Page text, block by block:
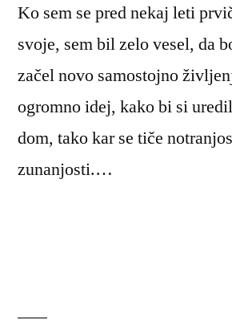
Ko sem se pred nekaj leti
svoje, sem bil zelo vesel, da
začel novo samostojno
ogromno idej, kako bi si
dom, tako kar se tiče
zunanjosti.…